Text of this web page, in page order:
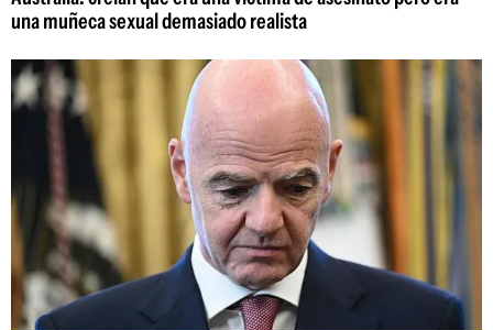
una muñeca sexual demasiado realista